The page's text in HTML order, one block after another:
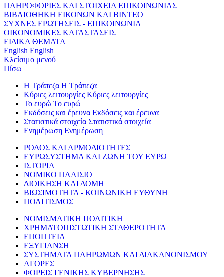
ΠΛΗΡΟΦΟΡΙΕΣ ΚΑΙ ΣΤΟΙΧΕΙΑ ΕΠΙΚΟΙΝΩΝΙΑΣ
ΒΙΒΛΙΟΘΗΚΗ ΕΙΚΟΝΩΝ ΚΑΙ ΒΙΝΤΕΟ
ΣΥΧΝΕΣ ΕΡΩΤΗΣΕΙΣ - ΕΠΙΚΟΙΝΩΝΙΑ
ΟΙΚΟΝΟΜΙΚΕΣ ΚΑΤΑΣΤΑΣΕΙΣ
ΕΙΔΙΚΑ ΘΕΜΑΤΑ
English English
Κλείσιμο μενού
Πίσω
Η Τράπεζα Η Τράπεζα
Κύριες λειτουργίες Κύριες λειτουργίες
Το ευρώ Το ευρώ
Εκδόσεις και έρευνα Εκδόσεις και έρευνα
Στατιστικά στοιχεία Στατιστικά στοιχεία
Ενημέρωση Ενημέρωση
ΡΟΛΟΣ ΚΑΙ ΑΡΜΟΔΙΟΤΗΤΕΣ
ΕΥΡΩΣΥΣΤΗΜΑ ΚΑΙ ΖΩΝΗ ΤΟΥ ΕΥΡΩ
ΙΣΤΟΡΙΑ
ΝΟΜΙΚΟ ΠΛΑΙΣΙΟ
ΔΙΟΙΚΗΣΗ ΚΑΙ ΔΟΜΗ
ΒΙΩΣΙΜΟΤΗΤΑ - ΚΟΙΝΩΝΙΚΗ ΕΥΘΥΝΗ
ΠΟΛΙΤΙΣΜΟΣ
ΝΟΜΙΣΜΑΤΙΚΗ ΠΟΛΙΤΙΚΗ
ΧΡΗΜΑΤΟΠΙΣΤΩΤΙΚΗ ΣΤΑΘΕΡΟΤΗΤΑ
ΕΠΟΠΤΕΙΑ
ΕΞΥΓΙΑΝΣΗ
ΣΥΣΤΗΜΑΤΑ ΠΛΗΡΩΜΩΝ ΚΑΙ ΔΙΑΚΑΝΟΝΙΣΜΟΥ
ΑΓΟΡΕΣ
ΦΟΡΕΙΣ ΓΕΝΙΚΗΣ ΚΥΒΕΡΝΗΣΗΣ